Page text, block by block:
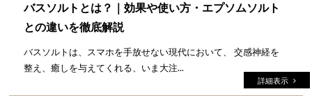
バスソルトとは？｜効果や使い方・エプソムソルト
との違いを徹底解説
バスソルトは、スマホを手放せない現代において、 交感神経を
整え、癒しを与えてくれる、いま大注...
詳細表示